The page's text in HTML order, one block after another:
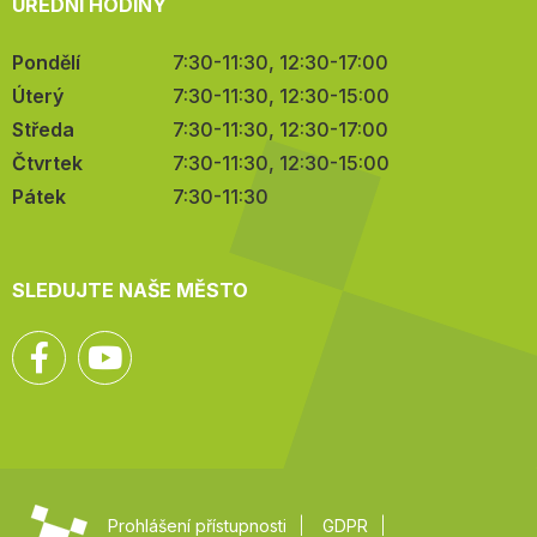
ÚŘEDNÍ HODINY
Pondělí
7:30-11:30, 12:30-17:00
Úterý
7:30-11:30, 12:30-15:00
Středa
7:30-11:30, 12:30-17:00
Čtvrtek
7:30-11:30, 12:30-15:00
Pátek
7:30-11:30
SLEDUJTE NAŠE MĚSTO
Facebook
Prohlášení přístupnosti GDPR